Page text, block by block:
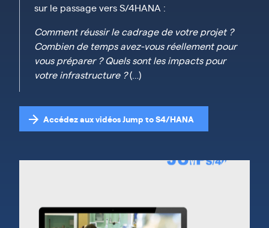
sur le passage vers S/4HANA :
Comment réussir le cadrage de votre projet ?
Combien de temps avez-vous réellement pour
vous préparer ? Quels sont les impacts pour
votre infrastructure ?(…)
Accédez aux vidéos Jump to S4/HANA